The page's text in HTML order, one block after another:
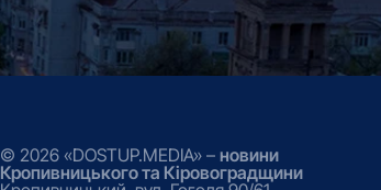
© 2026 «DOSTUP.MEDIA» – новини
Кропивницького та Кіровоградщини